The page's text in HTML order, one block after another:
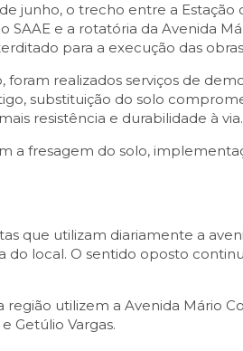
junho, o trecho entre a Estação
SAAE e a rotatória da Avenida
para a execução das
foram realizados serviços de
substituição do solo
resistência e durabilidade à via.
a fresagem do solo,
que utilizam diariamente a
do local. O sentido oposto
utilizem a Avenida Mário
Getúlio Vargas.